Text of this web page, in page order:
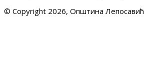
© Copyright 2026, Општина Лепосавић